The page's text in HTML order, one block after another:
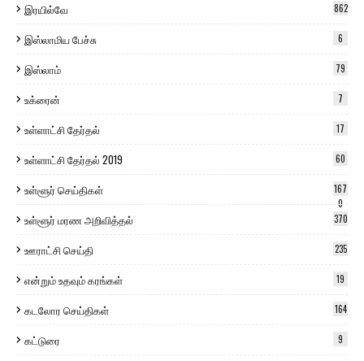
இரயில்வே 862
இஸ்லாமிய பேச்சு 6
இஸ்லாம் 79
உக்ரைன் 7
உள்ளாட்சி தேர்தல் 17
உள்ளாட்சி தேர்தல் 2019 60
உள்ளூர் செய்திகள்
167
0
உள்ளூர் மரண அறிவித்தல் 370
ஊராட்சி செய்தி 235
என்றும் உதவும் கரங்கள் 19
கடலோர செய்திகள் 164
கட்டுரை 9